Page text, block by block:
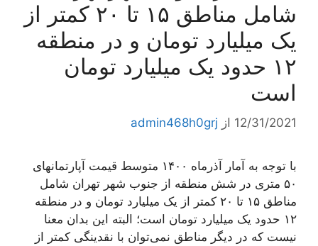
شامل مناطق ۱۵ تا ۲۰ کمتر از
یک میلیارد تومان و در منطقه
۱۲ حدود یک میلیارد تومان
است
12/31/2021 از admin468h0grj
با توجه به آمار آذرماه ۱۴۰۰ متوسط قیمت آپارتمانهای
۵۰ متری در شش منطقه از جنوب شهر تهران شامل
مناطق ۱۵ تا ۲۰ کمتر از یک میلیارد تومان و در منطقه
۱۲ حدود یک میلیارد تومان است؛ البته این بدان معنا
نیست که در دیگر مناطق نمی‌توان با نقدینگی کمتر از